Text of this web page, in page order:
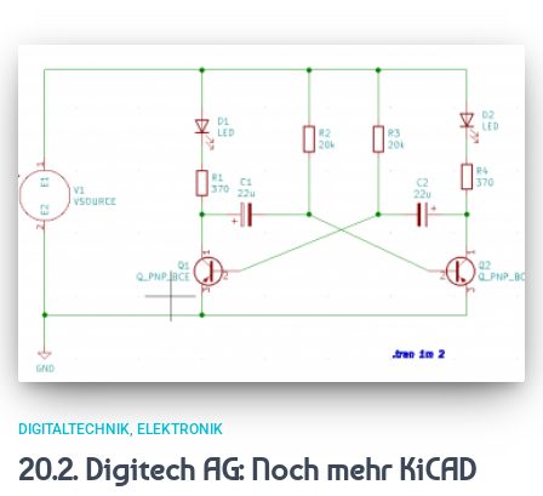
DIGITALTECHNIK ELEKTRONIK
20.2. Digitech AG: Noch mehr KiCAD